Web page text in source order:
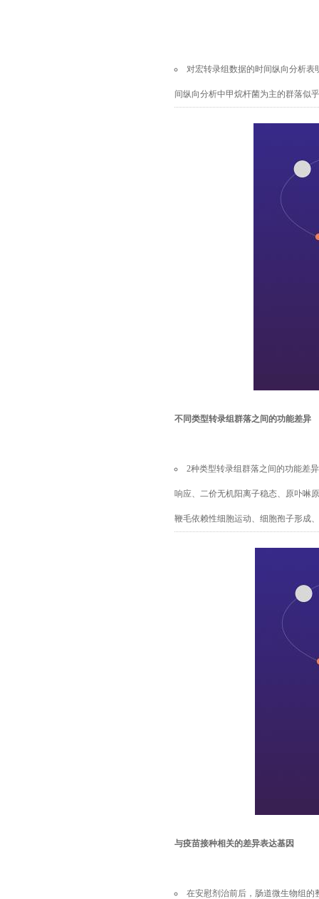
对宏转录组数据的时间纵向分析表
间纵向分析中甲烷杆菌为主的群落似
不同类型转录组群落之间的功能差异
2种类型转录组群落之间的功能差
响应、二价无机阳离子稳态、原卟啉原
鞭毛依赖性细胞运动、细胞孢子形成
与疫苗接种相关的差异表达基因
在安慰剂治前后，肠道微生物组的